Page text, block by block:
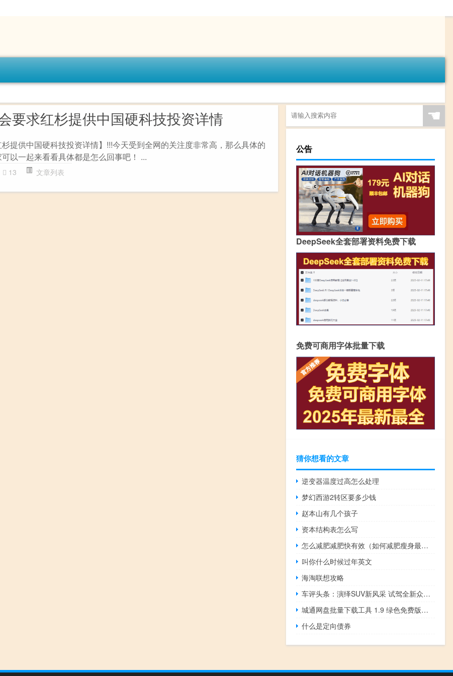
要求红杉提供中国硬科技投资详情
杉提供中国硬科技投资详情】!!!今天受到全网的关注度非常高，那么具体的
以一起来看看具体都是怎么回事吧！ ...
13 文章列表
☚
公告
DeepSeek全套部署资料免费下载
免费可商用字体批量下载
猜你想看的文章
逆变器温度过高怎么处理
梦幻西游2转区要多少钱
赵本山有几个孩子
资本结构表怎么写
怎么减肥减肥快有效（如何减肥瘦身最快最有效）
叫你什么时候过年英文
海淘联想攻略
车评头条：演绎SUV新风采 试驾全新众泰SR7
城通网盘批量下载工具 1.9 绿色免费版（城通网盘批量下载工具 1.9 绿色免费版功能简介）
什么是定向债券